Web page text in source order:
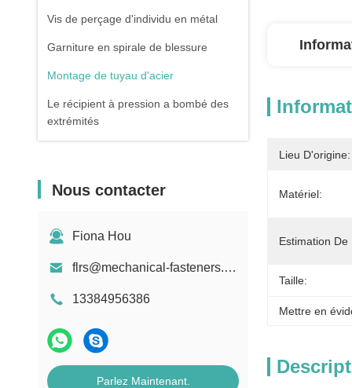
Vis de perçage d'individu en métal
Garniture en spirale de blessure
Montage de tuyau d'acier
Le récipient à pression a bombé des
extrémités
Nous contacter
Fiona Hou
flrs@mechanical-fasteners.com
13384956386
Parlez Maintenant.
Lieu D'origine:
Matériel:
Estimation De
Taille:
Mettre en